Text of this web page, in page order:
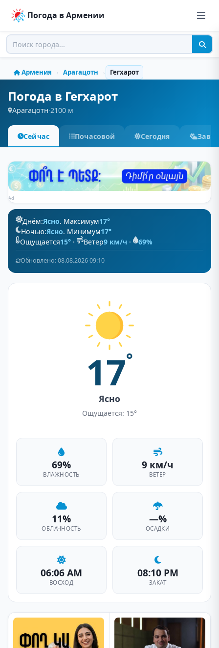
Погода в Армении
Армения › Арагацотн › Гегхарот
Погода в Гегхарот
Арагацотн·2100 м
Сейчас Почасовой Сегодня
Ad
Днём:Ясно. Максимум17°
Ночью:Ясно. Минимум17°
Ощущается15° · Ветер9 км/ч · 69%
Обновлено: 08.08.2026 09:10
17°
Ясно
Ощущается: 15°
69%
ВЛАЖНОСТЬ
9 км/ч
ВЕТЕР
11%
ОБЛАЧНОСТЬ
—%
ОСАДКИ
06:06 AM
ВОСХОД
08:10 PM
ЗАКАТ